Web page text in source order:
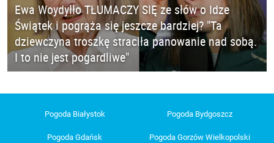
Ewa Woydyłło TŁUMACZY SIĘ ze słów o Idze
Świątek i pogrąża się jeszcze bardziej? "Ta
dziewczyna troszkę straciła panowanie nad sobą.
I to nie jest pogardliwe"
Pogoda Białystok Pogoda Bydgoszcz
Pogoda Gdańsk
Pogoda Gorzów Wielkopolski